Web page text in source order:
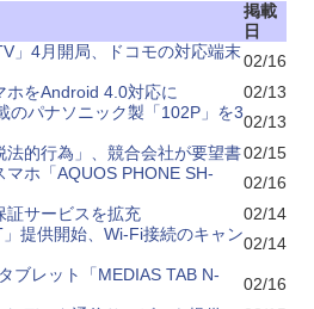
掲載
日
」4月開局、ドコモの対応端末02/16
ホをAndroid 4.0対応に
02/13
のパナソニック製「102P」を302/13
法的行為」、競合会社が要望書02/15
マホ「AQUOS PHONE SH-
02/16
証サービスを拡充
02/14
提供開始、Wi-Fi接続のキャン02/14
ブレット「MEDIAS TAB N-
02/16